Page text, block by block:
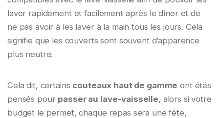
laver rapidement et facilement après le dîner et de
ne pas avoir à les laver à la main tous les jours. Cela
signifie que les couverts sont souvent d’apparence
plus neutre.
Cela dit, certains couteaux haut de gamme ont étés
pensés pour passer au lave-vaisselle, alors si votre
budget le permet, chaque repas sera une fête,